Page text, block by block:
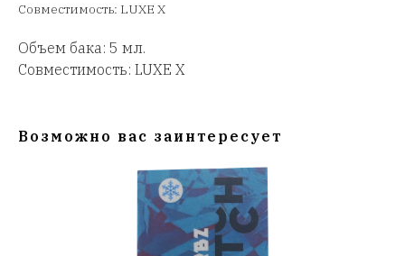
Совместимость: LUXE X
Объем бака: 5 мл.
Совместимость: LUXE X
Возможно вас заинтересует